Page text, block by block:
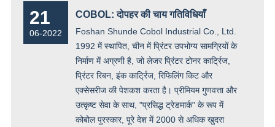
21
06-2022
COBOL: दोपहर की चाय गतिविधियाँ
Foshan Shunde Cobol Industrial Co., Ltd.
1992 में स्थापित, चीन में प्रिंटर उपभोग्य सामग्रियों के
निर्माण में अग्रणी है, जो लेजर प्रिंटर टोनर कार्ट्रिज,
प्रिंटर रिबन, इंक कार्ट्रिज, रिफिलिंग किट और
एक्सेसरीज की पेशकश करता है। प्रीमियम गुणवत्ता और
उत्कृष्ट सेवा के साथ, "प्रसिद्ध ट्रेडमार्क" के रूप में
कोबोल पुरस्कार, पूरे देश में 2000 से अधिक खुदरा